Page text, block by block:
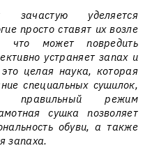
уделяется
просто ставят их возле
может повредить
устраняет запах и
целая наука, которая
специальных сушилок,
правильный режим
сушка позволяет
обуви, а также
запаха.